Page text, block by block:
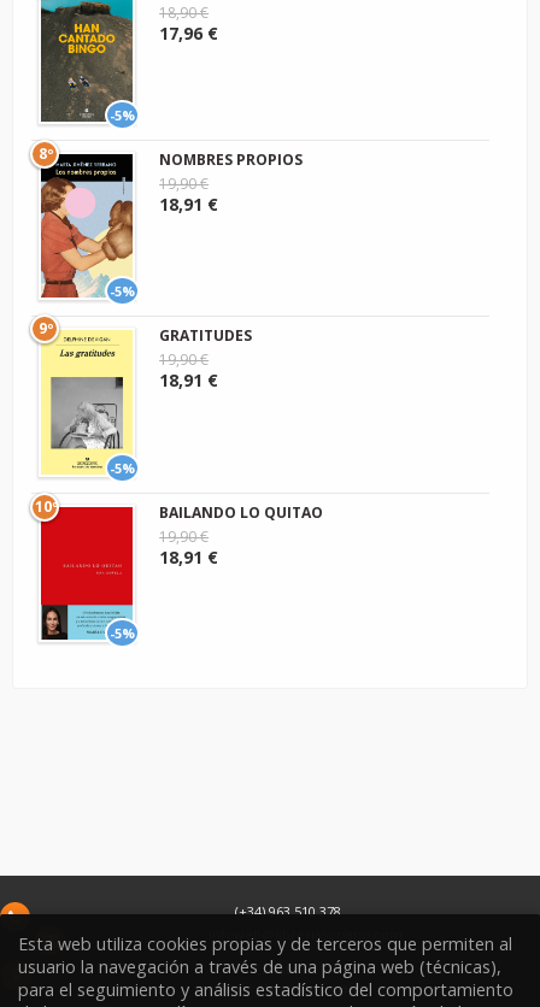
-5%
18,90 €
17,96 €
-5%
8º
NOMBRES PROPIOS
19,90 €
18,91 €
-5%
9º
GRATITUDES
19,90 €
18,91 €
-5%
10º
BAILANDO LO QUITAO
19,90 €
18,91 €
(+34) 963 510 378
infoweb@libreriasoriano.com
C/ Xàtiva 15
46002 Valencia España
Esta web utiliza cookies propias y de terceros que permiten al
usuario la navegación a través de una página web (técnicas),
para el seguimiento y análisis estadístico del comportamiento